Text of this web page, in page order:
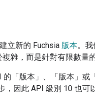
立新的 Fuchsia 版本。我
雜，而是針對有限數量
「版本」、「版本」或
，因此 API 級別 10 也可